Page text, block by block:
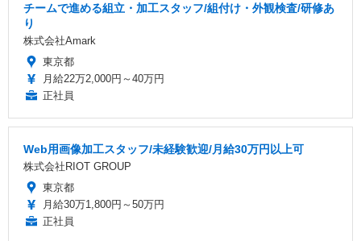
チームで進める組立・加工スタッフ/組付け・外観検査/研修あ
り
株式会社Amark
東京都
月給22万2,000円～40万円
正社員
Web用画像加工スタッフ/未経験歓迎/月給30万円以上可
株式会社RIOT GROUP
東京都
月給30万1,800円～50万円
正社員